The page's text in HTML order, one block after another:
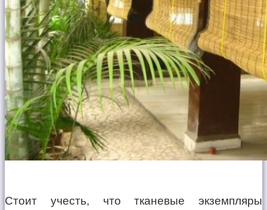
Стоит учесть, что тканевые экземпляры